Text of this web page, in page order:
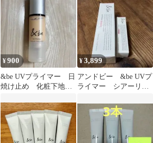
¥900
&be UVプライマー 日
焼け止め 化粧下地
¥3,899
アンドビー &be UVプ
ライマー シアーリッ